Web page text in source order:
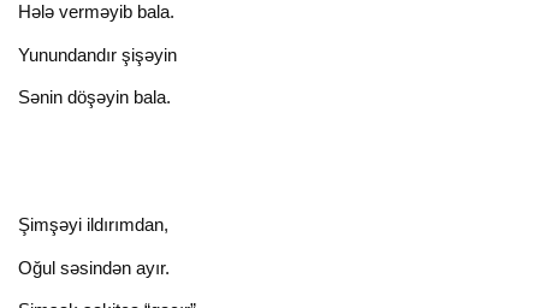
Hələ verməyib bala.
Yunundandır şişəyin
Sənin döşəyin bala.
Şimşəyi ildırımdan,
Oğul səsindən ayır.